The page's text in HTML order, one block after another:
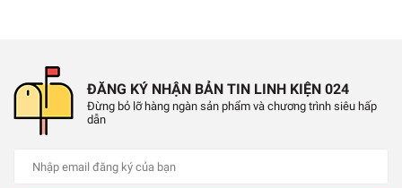
Bộ sản phẩm gồm
ĐĂNG KÝ NHẬN BẢN TIN LINH KIỆN 024
Đừng bỏ lỡ hàng ngàn sản phẩm và chương trình siêu hấp
dẫn